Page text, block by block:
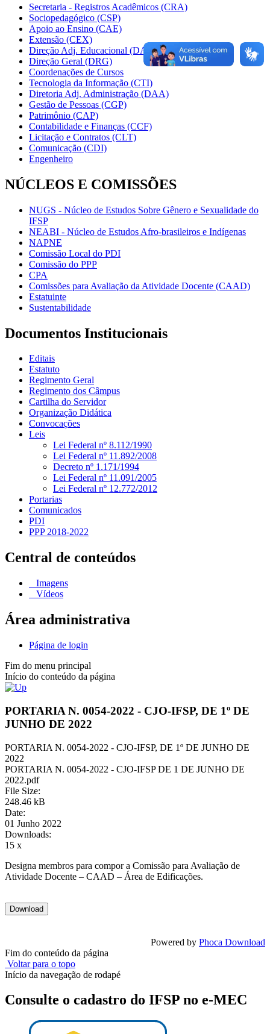
Secretaria - Registros Acadêmicos (CRA)
Sociopedagógico (CSP)
Apoio ao Ensino (CAE)
Extensão (CEX)
Direção Adj. Educacional (DAE)
Direção Geral (DRG)
Coordenações de Cursos
Tecnologia da Informação (CTI)
Diretoria Adj. Administração (DAA)
Gestão de Pessoas (CGP)
Patrimônio (CAP)
Contabilidade e Finanças (CCF)
Licitação e Contratos (CLT)
Comunicação (CDI)
Engenheiro
NÚCLEOS E COMISSÕES
NUGS - Núcleo de Estudos Sobre Gênero e Sexualidade do
IFSP
NEABI - Núcleo de Estudos Afro-brasileiros e Indígenas
NAPNE
Comissão Local do PDI
Comissão do PPP
CPA
Comissões para Avaliação da Atividade Docente (CAAD)
Estatuinte
Sustentabilidade
Documentos Institucionais
Editais
Estatuto
Regimento Geral
Regimento dos Câmpus
Cartilha do Servidor
Organização Didática
Convocações
Leis
Lei Federal nº 8.112/1990
Lei Federal nº 11.892/2008
Decreto nº 1.171/1994
Lei Federal nº 11.091/2005
Lei Federal nº 12.772/2012
Portarias
Comunicados
PDI
PPP 2018-2022
Central de conteúdos
Imagens
Vídeos
Área administrativa
Página de login
Fim do menu principal
Início do conteúdo da página
PORTARIA N. 0054-2022 - CJO-IFSP, DE 1º DE
JUNHO DE 2022
PORTARIA N. 0054-2022 - CJO-IFSP, DE 1º DE JUNHO DE
2022
PORTARIA N. 0054-2022 - CJO-IFSP DE 1 DE JUNHO DE
2022.pdf
File Size:
248.46 kB
Date:
01 Junho 2022
Downloads:
15 x
Designa membros para compor a Comissão para Avaliação de
Atividade Docente – CAAD – Área de Edificações.
Powered by Phoca Download
Fim do conteúdo da página
Voltar para o topo
Início da navegação de rodapé
Consulte o cadastro do IFSP no e-MEC